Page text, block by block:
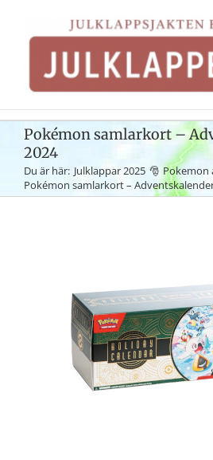
innehållet
Pokémon samlarkort –
2024
Du är här: Julklappar 2025
Pokemon
Pokémon samlarkort –